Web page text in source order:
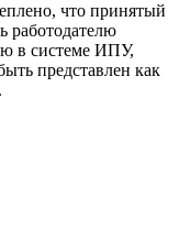
что принятый
работодателю
в системе ИПУ,
представлен как